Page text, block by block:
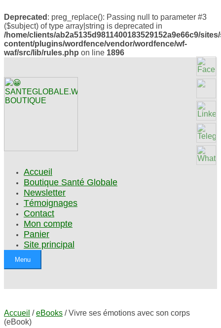
Deprecated : preg_replace(): Passing null to parameter #3
($subject) of type array|string is deprecated in
/home/clients/ab2a5135d9811400183529152a9e66c9/
content/plugins/wordfence/vendor/wordfence/wf-
waf/src/lib/rules.php on line 1896
Accueil
Boutique Santé Globale
Newsletter
Témoignages
Contact
Mon compte
Panier
Site principal
Menu
Accueil /eBooks / Vivre ses émotions avec son corps
(eBook)